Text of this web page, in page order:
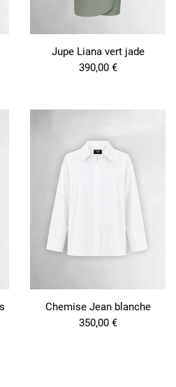
Jupe Liana vert jade
390,00 €
Chemise Jean blanche
350,00 €